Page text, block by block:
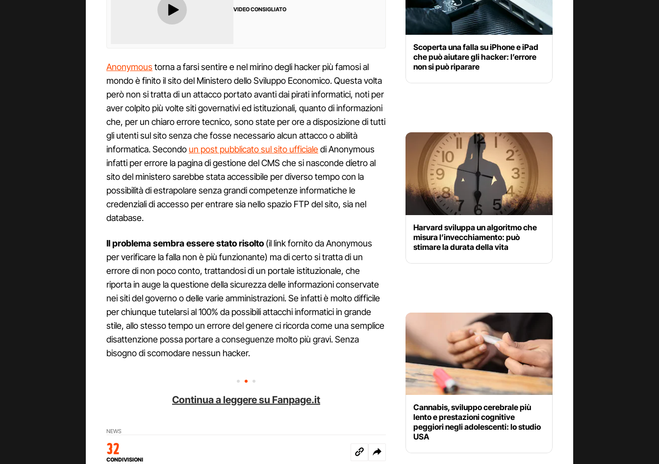
VIDEO CONSIGLIATO
Anonymous torna a farsi sentire e nel mirino degli hacker più famosi al
mondo è finito il sito del Ministero dello Sviluppo Economico. Questa volta
però non si tratta di un attacco portato avanti dai pirati informatici, noti per
aver colpito più volte siti governativi ed istituzionali, quanto di informazioni
che, per un chiaro errore tecnico, sono state per ore a disposizione di tutti
gli utenti sul sito senza che fosse necessario alcun attacco o abilità
informatica. Secondo un post pubblicato sul sito ufficialedi Anonymous
infatti per errore la pagina di gestione del CMS che si nasconde dietro al
sito del ministero sarebbe stata accessibile per diverso tempo con la
possibilità di estrapolare senza grandi competenze informatiche le
credenziali di accesso per entrare sia nello spazio FTP del sito, sia nel
database.
Il problema sembra essere stato risolto (il link fornito da Anonymous
per verificare la falla non è più funzionante) ma di certo si tratta di un
errore di non poco conto, trattandosi di un portale istituzionale, che
riporta in auge la questione della sicurezza delle informazioni conservate
nei siti del governo o delle varie amministrazioni. Se infatti è molto difficile
per chiunque tutelarsi al 100% da possibili attacchi informatici in grande
stile, allo stesso tempo un errore del genere ci ricorda come una semplice
disattenzione possa portare a conseguenze molto più gravi. Senza
bisogno di scomodare nessun hacker.
Continua a leggere su Fanpage.it
NEWS
32
CONDIVISIONI
Scoperta una falla su iPhone e iPad
che può aiutare gli hacker: l’errore
non si può riparare
Harvard sviluppa un algoritmo che
misura l’invecchiamento: può
stimare la durata della vita
Cannabis, sviluppo cerebrale più
lento e prestazioni cognitive
peggiori negli adolescenti: lo studio
USA